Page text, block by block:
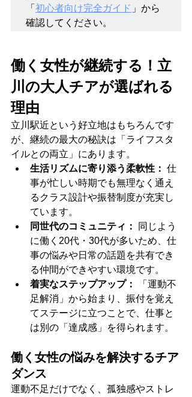
「初心者向け完全ガイド 」から
確認してください。
働く女性が継続する！立
川の大人チアが選ばれる
理由
立川駅近という好立地はもちろんです
が、継続の最大の秘訣は「ライフスタ
イルとの両立」にあります。
生活リズムに寄り添う柔軟性： 仕
事が忙しい時期でも無理なく通え
るクラス設計や振替制度が充実し
ています。
同世代のコミュニティ：
同じよう
に働く20代・30代が多いため、仕
事の悩みや日常の話題を共有でき
る仲間ができやすい環境です。
着実なステップアップ：
「運動不
足解消」から始まり、振付を覚え
てステージに立つことで、仕事と
は別の「達成感」を得られます。
働く女性の悩みを解決するチア
ダンス
運動不足だけでなく、孤独感やストレ